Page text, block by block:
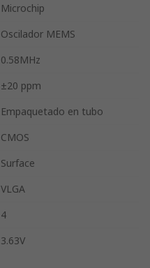
Microchip
Oscilador MEMS
0.58MHz
±20 ppm
Empaquetado en tubo
CMOS
Surface
VLGA
4
3.63V